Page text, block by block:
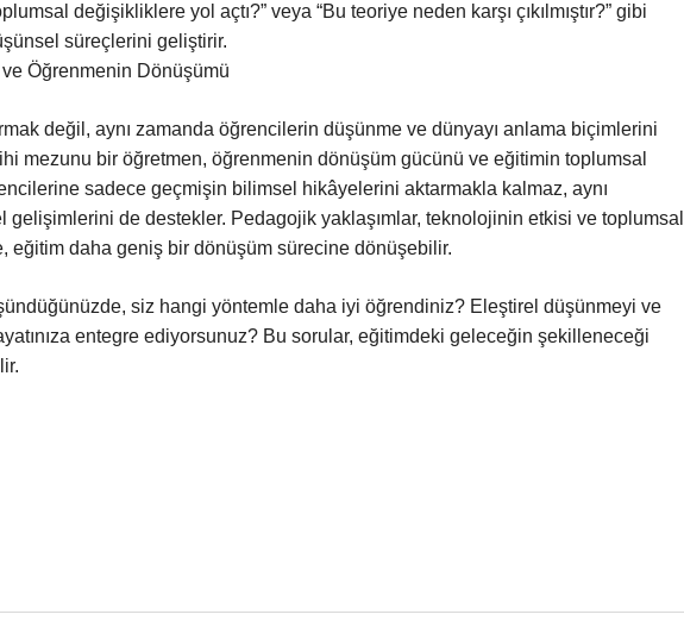
değişikliklere yol açtı?” veya “Bu teoriye neden karşı çıkılmıştır?” gibi
süreçlerini geliştirir.
Öğrenmenin Dönüşümü
değil, aynı zamanda öğrencilerin düşünme ve dünyayı anlama biçimlerini
mezunu bir öğretmen, öğrenmenin dönüşüm gücünü ve eğitimin toplumsal
sadece geçmişin bilimsel hikâyelerini aktarmakla kalmaz, aynı
gelişimlerini de destekler. Pedagojik yaklaşımlar, teknolojinin etkisi ve toplumsal
eğitim daha geniş bir dönüşüm sürecine dönüşebilir.
siz hangi yöntemle daha iyi öğrendiniz? Eleştirel düşünmeyi ve
entegre ediyorsunuz? Bu sorular, eğitimdeki geleceğin şekilleneceği